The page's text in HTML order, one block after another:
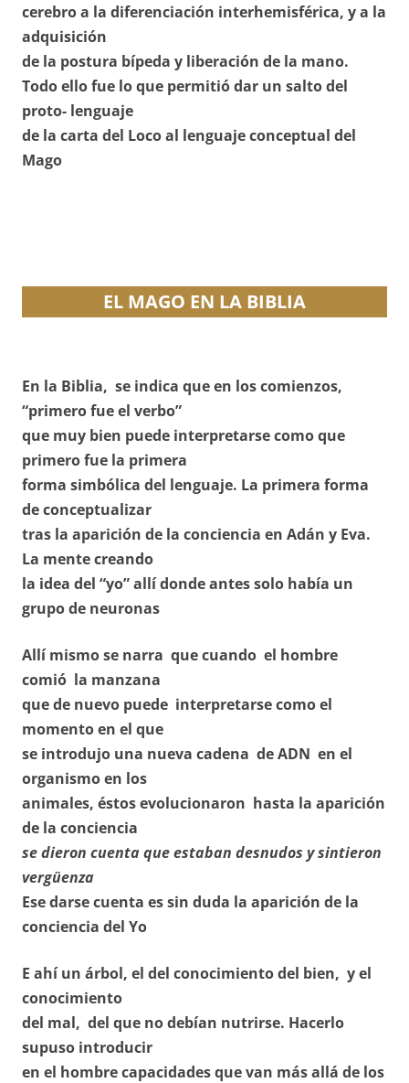
cerebro a la diferenciación interhemisférica, y a la
adquisición
de la postura bípeda y liberación de la mano.
Todo ello fue lo que permitió dar un salto del
proto- lenguaje
de la carta del Loco al lenguaje conceptual del
Mago
EL MAGO EN LA BIBLIA
En la Biblia, se indica que en los comienzos,
“primero fue el verbo”
que muy bien puede interpretarse como que
primero fue la primera
forma simbólica del lenguaje. La primera forma
de conceptualizar
tras la aparición de la conciencia en Adán y Eva.
La mente creando
la idea del “yo” allí donde antes solo había un
grupo de neuronas
Allí mismo se narra que cuando el hombre
comió la manzana
que de nuevo puede interpretarse como el
momento en el que
se introdujo una nueva cadena de ADN en el
organismo en los
animales, éstos evolucionaron hasta la aparición
de la conciencia
se dieron cuenta que estaban desnudos y sintieron
vergüenza
Ese darse cuenta es sin duda la aparición de la
conciencia del Yo
E ahí un árbol, el del conocimiento del bien, y el
conocimiento
del mal, del que no debían nutrirse. Hacerlo
supuso introducir
en el hombre capacidades que van más allá de los